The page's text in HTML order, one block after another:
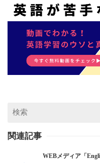
関連記事
WEBメディア「